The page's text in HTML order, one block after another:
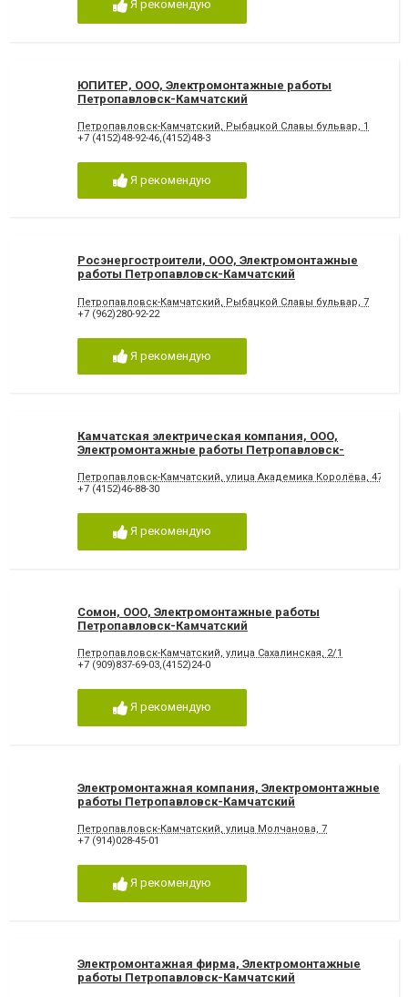
Я рекомендую
ЮПИТЕР, ООО, Электромонтажные работы
Петропавловск-Камчатский
Петропавловск-Камчатский, Рыбацкой Славы бульвар, 1
+7 (4152)48-92-46,(4152)48-3
Я рекомендую
Росэнергостроители, ООО, Электромонтажные
работы Петропавловск-Камчатский
Петропавловск-Камчатский, Рыбацкой Славы бульвар, 7
+7 (962)280-92-22
Я рекомендую
Камчатская электрическая компания, ООО,
Электромонтажные работы Петропавловск-
Петропавловск-Камчатский, улица Академика Королёва, 47/2
+7 (4152)46-88-30
Я рекомендую
Сомон, ООО, Электромонтажные работы
Петропавловск-Камчатский
Петропавловск-Камчатский, улица Сахалинская, 2/1
+7 (909)837-69-03,(4152)24-0
Я рекомендую
Электромонтажная компания, Электромонтажные
работы Петропавловск-Камчатский
Петропавловск-Камчатский, улица Молчанова, 7
+7 (914)028-45-01
Я рекомендую
Электромонтажная фирма, Электромонтажные
работы Петропавловск-Камчатский